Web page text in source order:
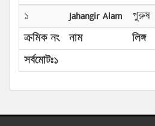
১
Jahangir Alam পুরুষ
ক্রমিক নং
নাম লিঙ্গ
সর্বমোটঃ১